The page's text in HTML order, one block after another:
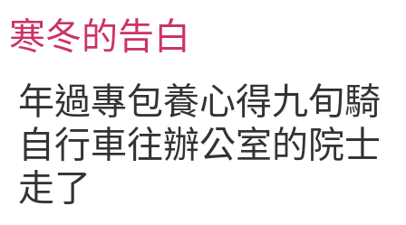
至
主寒冬的告白
年過專包養心得九旬騎
自行車往辦公室的院士
走了